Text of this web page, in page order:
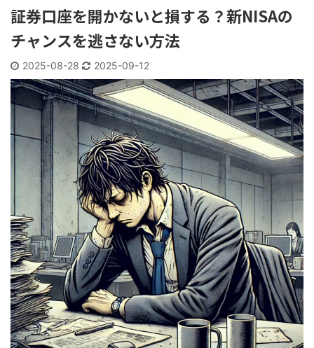
証券口座を開かないと損する？新NISAの
チャンスを逃さない方法
2025-08-28 2025-09-12